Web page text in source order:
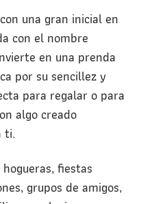
una gran inicial en
con el nombre
en una prenda
por su sencillez y
para regalar o para
algo creado
ti.
fiestas
grupos de amigos,